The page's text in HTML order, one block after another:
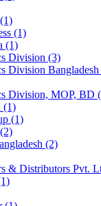
(1)
(1)
Division (3)
Division
Division, MOP, BD
(1)
(1)
(2)
& Distributors Pvt.